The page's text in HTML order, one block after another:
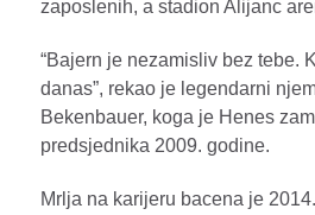
zaposlenih, a stadion Alijanc
“Bajern je nezamisliv bez tebe.
danas”, rekao je legendarni
Bekenbauer, koga je Henes
predsjednika 2009. godine.
Mrlja na karijeru bacena je